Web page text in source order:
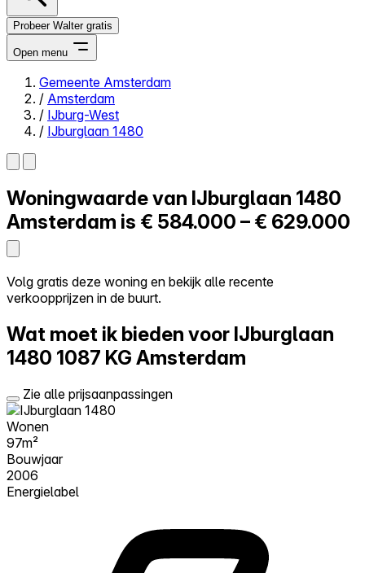
Probeer Walter gratis
Open menu
Close menu
Zelf kopen
Alles-in-één
Reviews
Log in
Probeer Walter gratis
Gemeente Amsterdam
/ Amsterdam
/ IJburg-West
/ IJburglaan 1480
Woningwaarde van IJburglaan 1480
Amsterdam is € 584.000 – € 629.000
Volg gratis deze woning en bekijk alle recente
verkoopprijzen in de buurt.
Wat moet ik bieden voor IJburglaan
1480 1087 KG Amsterdam
Zie alle prijsaanpassingen
Wonen
97m²
Bouwjaar
2006
Energielabel